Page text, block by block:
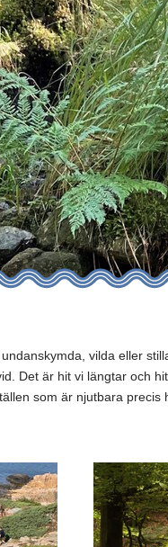
vilda eller
Det är hit vi längtar och
som är njutbara precis